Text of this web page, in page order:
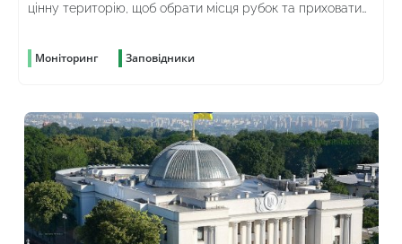
цінну територію, щоб обрати місця рубок та приховати
Моніторинг Заповідники